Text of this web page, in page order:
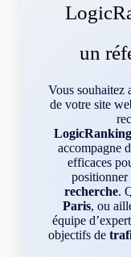
un
Vous souhaitez
de votre site
LogicRanking
accompagne
efficaces
recherche.
Paris, ou
équipe
objectifs de